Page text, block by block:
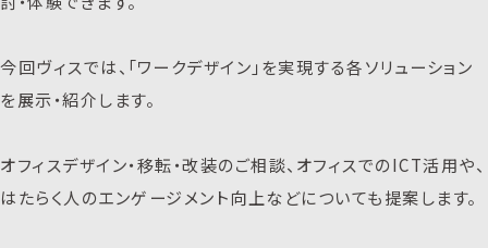
今回ヴィスでは、「ワークデザイン」を実現する各ソリューション
を展示・紹介します。
オフィスデザイン・移転・改装のご相談、オフィスでのICT活用や、
はたらく人のエンゲージメント向上などについても提案します。